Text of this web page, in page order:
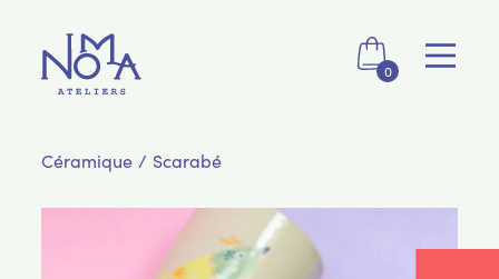
0
Céramique / Scarabé